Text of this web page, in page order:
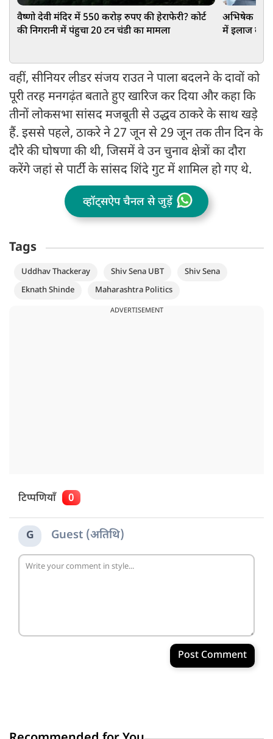
वैष्णो देवी मंदिर में 550 करोड़ रुपए की हेराफेरी? कोर्ट
की निगरानी में पंहुचा 20 टन चंडी का मामला
अभिषेक
में इलाज की
वहीं, सीनियर लीडर संजय राउत ने पाला बदलने के दावों को
पूरी तरह मनगढ़ंत बताते हुए खारिज कर दिया और कहा कि
तीनों लोकसभा सांसद मजबूती से उद्धव ठाकरे के साथ खड़े
हैं. इससे पहले, ठाकरे ने 27 जून से 29 जून तक तीन दिन के
दौरे की घोषणा की थी, जिसमें वे उन चुनाव क्षेत्रों का दौरा
करेंगे जहां से पार्टी के सांसद शिंदे गुट में शामिल हो गए थे.
व्हॉट्सऐप चैनल से जुड़ें
Tags
Uddhav Thackeray Shiv Sena UBT
Shiv Sena
Eknath Shinde
Maharashtra Politics
ADVERTISEMENT
टिप्पणियाँ 0
G Guest (अतिथि)
Post Comment